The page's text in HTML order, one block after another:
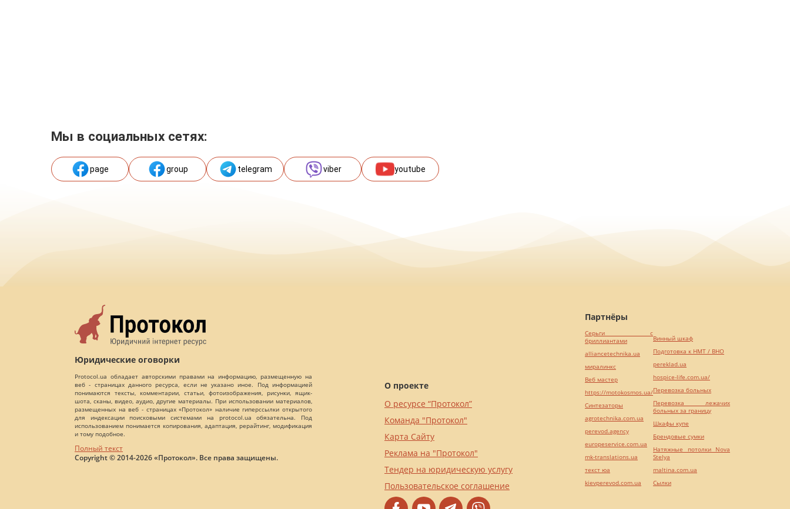
Мы в социальных сетях:
page group telegram viber youtube
Юридические оговорки
Protocol.ua обладает авторскими правами на информацию, размещенную на
веб - страницах данного ресурса, если не указано иное. Под информацией
понимаются тексты, комментарии, статьи, фотоизображения, рисунки, ящик-
шота, сканы, видео, аудио, другие материалы. При использовании материалов,
размещенных на веб - страницах «Протокол» наличие гиперссылки открытого
для индексации поисковыми системами на protocol.ua обязательна. Под
использованием понимается копирования, адаптация, рерайтинг, модификация
и тому подобное.
Полный текст
Copyright © 2014-2026 «Протокол». Все права защищены.
О проекте
О ресурсе “Протокол”
Команда "Протокол"
Карта Сайту
Реклама на "Протокол"
Тендер на юридическую услугу
Пользовательское соглашение
Партнёры
Серьги с
бриллиантами
alliancetechnika.ua
миралинкс
Веб мастер
https://motokosmos.ua/
Синтезаторы
agrotechnika.com.ua
perevod.agency
europeservice.com.ua
mk-translations.ua
текст юа
kievperevod.com.ua
Винный шкаф
Подготовка к НМТ / ВНО
pereklad.ua
hospice-life.com.ua/
Перевозка больных
Перевозка лежачих
больных за границу
Шкафы купе
Брендовые сумки
Натяжные потолки Nova
Stelya
maltina.com.ua
Cылки